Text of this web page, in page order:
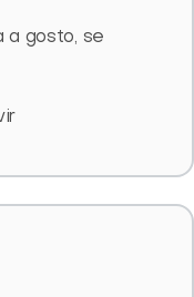
a gosto, se